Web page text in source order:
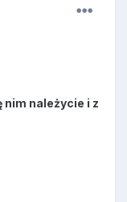
nim należycie i z